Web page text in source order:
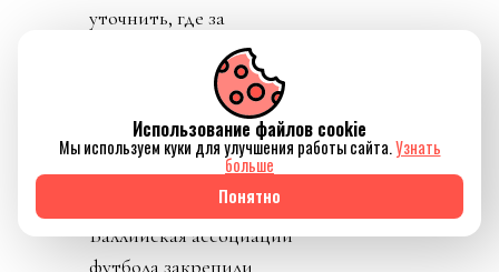
уточнить, где за
поддержку Инфантино
им выдадут их взятку и
поблагодарить лично
товарища Инфантино за
развитие конголезского
футбола. Английская и
Валлийская ассоциации
футбола закрепили
Использование файлов cookie
Мы используем куки для улучшения работы сайта.Узнать
больше
Понятно